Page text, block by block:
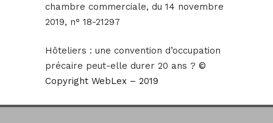
chambre commerciale, du 14 novembre
2019, n° 18-21297
Hôteliers : une convention d’occupation
précaire peut-elle durer 20 ans ? ©
Copyright WebLex – 2019